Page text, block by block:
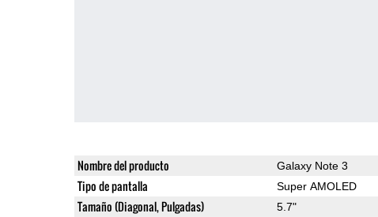
Nombre del producto Galaxy Note 3
Tipo de pantalla Super AMOLED
Tamaño (Diagonal, Pulgadas) 5.7"